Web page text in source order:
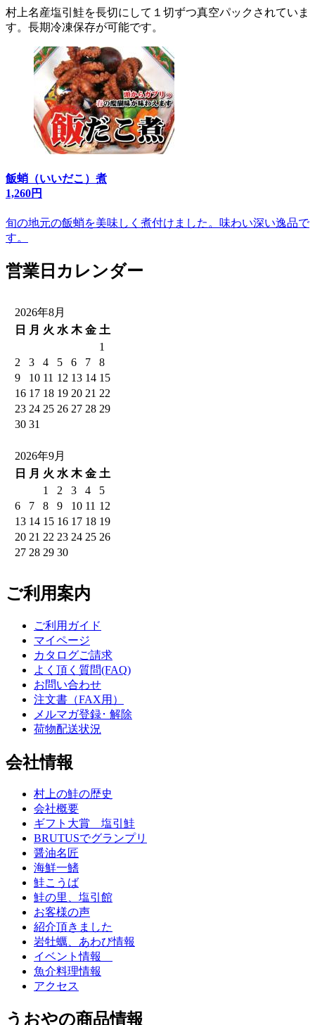
村上名産塩引鮭を長切にして１切ずつ真空パックされていま
す。長期冷凍保存が可能です。
飯蛸（いいだこ）煮
1,260円
旬の地元の飯蛸を美味しく煮付けました。味わい深い逸品で
す。
営業日カレンダー
2026年8月
日
月 火 水 木 金 土
1
2
3 4 5 6 7
8
9
10 11 12 13 14 15
16 17 18 19 20 21 22
23 24 25 26 27 28 29
30 31
2026年9月
日
月 火 水 木 金 土
1
2 3 4
5
6
7 8 9 10 11 12
13 14 15 16 17 18 19
20 21 22 23 24 25 26
27 28 29 30
ご利用案内
ご利用ガイド
マイページ
カタログご請求
よく頂く質問(FAQ)
お問い合わせ
注文書（FAX用）
メルマガ登録･ 解除
荷物配送状況
会社情報
村上の鮭の歴史
会社概要
ギフト大賞 塩引鮭
BRUTUSでグランプリ
醤油名匠
海鮮一鰭
鮭こうば
鮭の里、塩引館
お客様の声
紹介頂きました
岩牡蠣、あわび情報
イベント情報
魚介料理情報
アクセス
うおやの商品情報